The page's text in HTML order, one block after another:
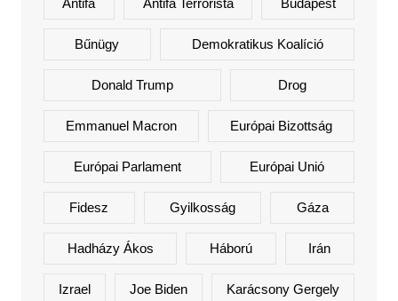
Bűnügy Demokratikus Koalíció
Donald Trump Drog
Emmanuel Macron Európai Bizottság
Európai Parlament Európai Unió
Fidesz Gyilkosság Gáza
Hadházy Ákos Háború Irán
Izrael Joe Biden Karácsony Gergely